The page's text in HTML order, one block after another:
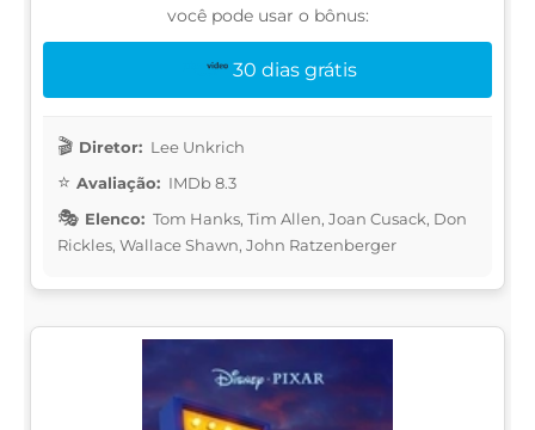
você pode usar o bônus:
30 dias grátis
Diretor: Lee Unkrich
Avaliação: IMDb 8.3
Elenco: Tom Hanks, Tim Allen, Joan Cusack, Don
Rickles, Wallace Shawn, John Ratzenberger